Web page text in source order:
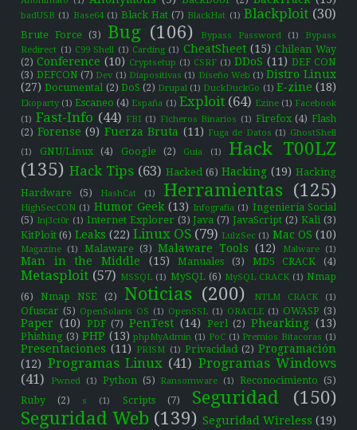
badUSB (1) Base64 (1) Black Hat (7) BlackHat (1) Blackploit (30)
Brute Force (3) Bug (106) Bypass Password (1)
Bypass
Redirect (1) C99 Shell (1) Carding (1) CheatSheet (15) Chilean Way
(2) Conference (10) Cryptsetup (1) CSRF (1) DDoS (11) DEF CON
(3) DEFCON (7) Dev (1) Diapositivas (1) Diseño Web (1) Distro Linux
(27) Documental (2) DoS (2) Drupal (1) DuckDuckGo (1) E-zine (18)
Ekoparty (1) Escaneo (4) España (1) Exploit (64) Ezine (1) Facebook
(1) Fast-Info (44) FBI (1) Ficheros Binarios (1) Firefox (4) Flash
(2) Forense (9) Fuerza Bruta (11) Fuga de Datos (1) GhostShell
(1)
GNU/Linux (4) Google (2) Guía (1)
Hack T00LZ
(135) Hack Tips (63) Hacked (6) Hacking (19) Hacking
Hardware
(5) HashCat (1) Herramientas (125)
HighSecCON (1) Humor Geek (13) Infografía (1) Ingeniería Social
(5) Inj3ct0r (1) Internet Explorer (3) Java (7) JavaScript (2) Kali (3)
KitPloit (6) Leaks (22) Linux OS (79) LulzSec (1) Mac OS (10)
Magazine (1) Malaware (3) Malaware Tools (12) Malware (1)
Man in the Middle (15) Manuales (3) MD5 CRACK (4)
Metasploit (57) MSSQL (1) MySQL (6) MySQL CRACK (1) Nmap
(6)
Nmap NSE (2) Noticias (200) NTLM CRACK (1)
Ofuscar (5) OpenSolaris OS (1) OpenSSL (1) ORACLE (1) OWASP (3)
Paper (10) PDF (7) PenTest (14) Perl (2) Phearking (13)
Phishing (3) PHP (13) phpMyAdmin (1) PoC (1) Premios Bitacoras (1)
Presentaciones (11) PRISM (1) Privacidad (2) Programación
(12) Programas Linux (41) Programas Windows
(41)
Pwned (1) Python (5) Ransomware (1) Reconocimiento (5)
Ruby
(2) s (1) Scripts (7) Seguridad
(150)
Seguridad Web (139) Seguridad Wireless (19)